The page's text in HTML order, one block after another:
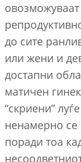
овозможуваат
до сите
или жени и
достапни
матичен
“скриени”
ненамерно се
поради тоа